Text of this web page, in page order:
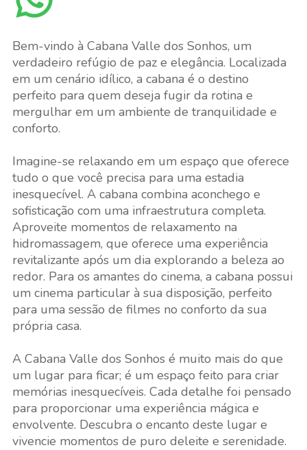
Bem-vindo à Cabana Valle dos Sonhos, um
verdadeiro refúgio de paz e elegância. Localizada
em um cenário idílico, a cabana é o destino
perfeito para quem deseja fugir da rotina e
mergulhar em um ambiente de tranquilidade e
conforto.
Imagine-se relaxando em um espaço que oferece
tudo o que você precisa para uma estadia
inesquecível. A cabana combina aconchego e
sofisticação com uma infraestrutura completa.
Aproveite momentos de relaxamento na
hidromassagem, que oferece uma experiência
revitalizante após um dia explorando a beleza ao
redor. Para os amantes do cinema, a cabana possui
um cinema particular à sua disposição, perfeito
para uma sessão de filmes no conforto da sua
própria casa.
A Cabana Valle dos Sonhos é muito mais do que
um lugar para ficar; é um espaço feito para criar
memórias inesquecíveis. Cada detalhe foi pensado
para proporcionar uma experiência mágica e
envolvente. Descubra o encanto deste lugar e
vivencie momentos de puro deleite e serenidade.